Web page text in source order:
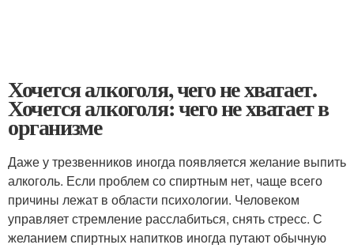
Хочется алкоголя, чего не хватает.
Хочется алкоголя: чего не хватает в
организме
Даже у трезвенников иногда появляется желание выпить
алкоголь. Если проблем со спиртным нет, чаще всего
причины лежат в области психологии. Человеком
управляет стремление расслабиться, снять стресс. С
желанием спиртных напитков иногда путают обычную